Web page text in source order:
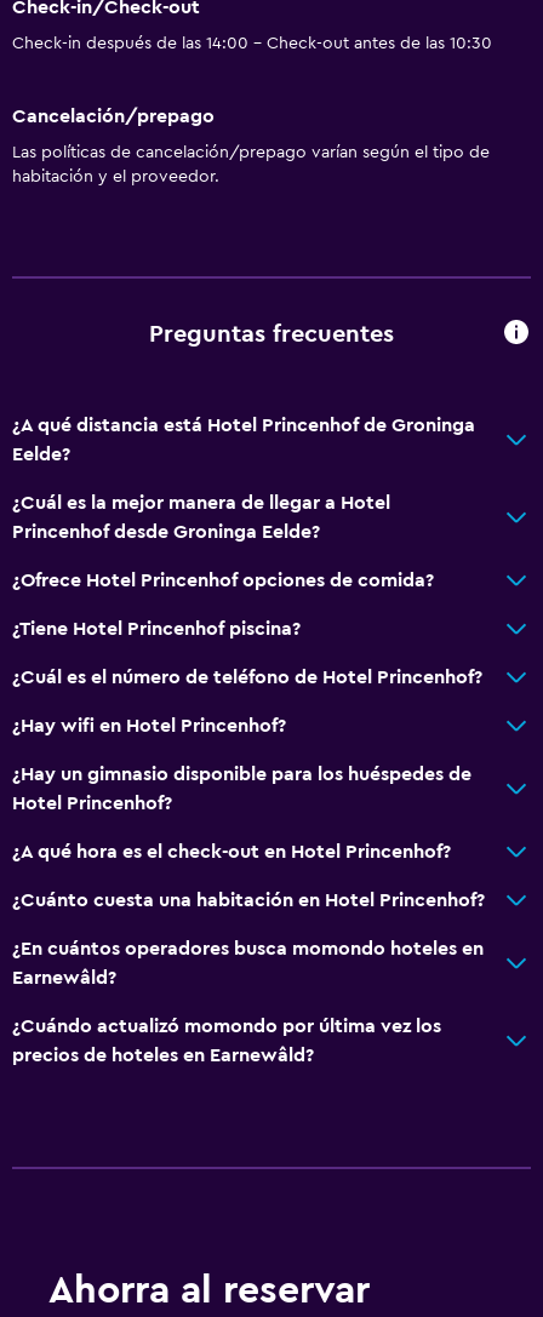
Check-in/Check-out
Check-in después de las 14:00 - Check-out antes de las 10:30
Cancelación/prepago
Las políticas de cancelación/prepago varían según el tipo de
habitación y el proveedor.
Preguntas frecuentes
¿A qué distancia está Hotel Princenhof de Groninga
Eelde?
¿Cuál es la mejor manera de llegar a Hotel
Princenhof desde Groninga Eelde?
¿Ofrece Hotel Princenhof opciones de comida?
¿Tiene Hotel Princenhof piscina?
¿Cuál es el número de teléfono de Hotel Princenhof?
¿Hay wifi en Hotel Princenhof?
¿Hay un gimnasio disponible para los huéspedes de
Hotel Princenhof?
¿A qué hora es el check-out en Hotel Princenhof?
¿Cuánto cuesta una habitación en Hotel Princenhof?
¿En cuántos operadores busca momondo hoteles en
Earnewâld?
¿Cuándo actualizó momondo por última vez los
precios de hoteles en Earnewâld?
Ahorra al reservar